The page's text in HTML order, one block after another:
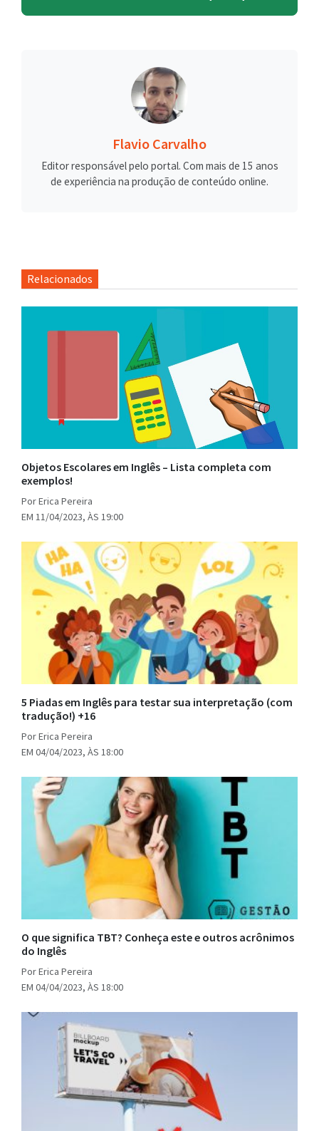
Flavio Carvalho
Editor responsável pelo portal. Com mais de 15 anos
de experiência na produção de conteúdo online.
Relacionados
Objetos Escolares em Inglês – Lista completa com
exemplos!
Por Erica Pereira
EM 11/04/2023, ÀS 19:00
5 Piadas em Inglês para testar sua interpretação (com
tradução!) +16
Por Erica Pereira
EM 04/04/2023, ÀS 18:00
O que significa TBT? Conheça este e outros acrônimos
do Inglês
Por Erica Pereira
EM 04/04/2023, ÀS 18:00